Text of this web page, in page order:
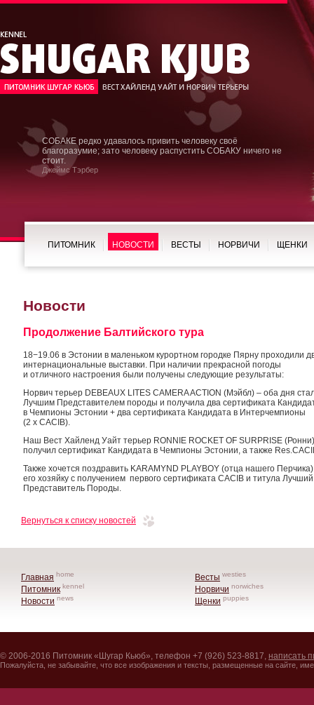
СОБАКЕ редко удавалось привить человеку своё
благоразумие; зато человеку распустить СОБАКУ ничего не
стоит.
Джеймс Тэрбер
ПИТОМНИК НОВОСТИ ВЕСТЫ НОРВИЧИ ЩЕНКИ
Новости
Продолжение Балтийского тура
18−19.06 в Эстонии в маленьком курортном городке Пярну проходили
интернациональные выставки. При наличии прекрасной погоды
и отличного настроения были получены следующие результаты:
Норвич терьер DEBEAUX LITES CAMERA ACTION (Мэйбл) – оба дня
Лучшим Представителем породы и получила два сертификата
в Чемпионы Эстонии + два сертификата Кандидата в Интерчемпионы
(2 х CACIB).
Наш Вест Хайленд Уайт терьер RONNIE ROCKET OF SURPRISE (Ронни)
получил сертификат Кандидата в Чемпионы Эстонии, а также
Также хочется поздравить KARAMYND PLAYBOY (отца нашего
его хозяйку с получением первого сертификата CACIB и титула Лучший
Представитель Породы.
Вернуться к списку новостей
Главная home
Питомник kennel
Новости news
Весты westies
Норвичи norwiches
Щенки puppies
© 2006-2016 Питомник «Шугар Кьюб», телефон +7 (926) 523-8817, написать
Пожалуйста, не забывайте, что все изображения и тексты, размещенные на сайте,